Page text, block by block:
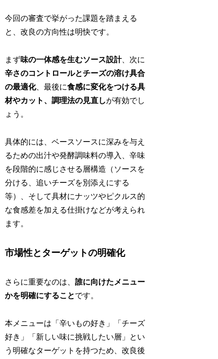
今回の審査で挙がった課題を踏まえる
と、改良の方向性は明快です。
まず味の一体感を生むソース設計、次に
辛さのコントロールとチーズの溶け具合
の最適化、最後に食感に変化をつける具
材やカット、調理法の見直しが有効でし
ょう。
具体的には、ベースソースに深みを与え
るための出汁や発酵調味料の導入、辛味
を段階的に感じさせる層構造（ソースを
分ける、追いチーズを別添えにする
等）、そして具材にナッツやピクルス的
な食感差を加える仕掛けなどが考えられ
ます。
市場性とターゲットの明確化
さらに重要なのは、誰に向けたメニュー
かを明確にすることです。
本メニューは「辛いもの好き」「チーズ
好き」「新しい味に挑戦したい層」とい
う明確なターゲットを持つため、改良後